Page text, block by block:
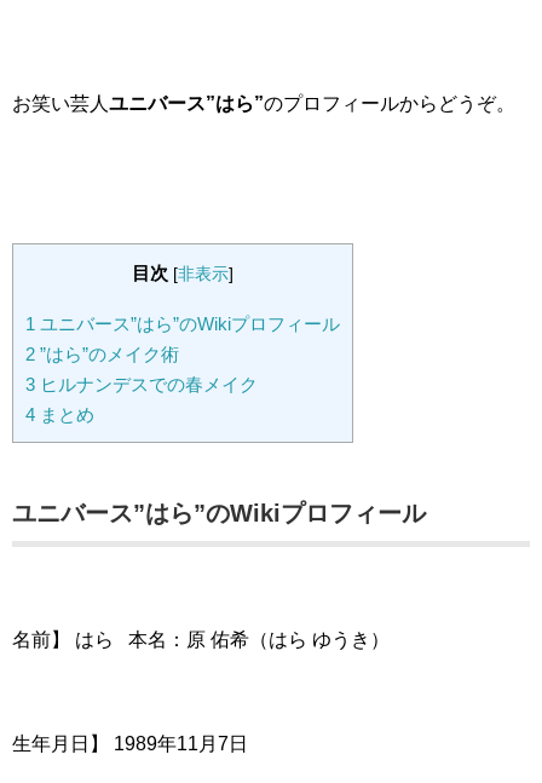
お笑い芸人 ユニバース”はら”のプロフィールからどうぞ。
目次 [非表示]
1 ユニバース”はら”のWikiプロフィール
2 ”はら”のメイク術
3 ヒルナンデスでの春メイク
4 まとめ
ユニバース”はら”のWikiプロフィール
名前】 はら 本名：原 佑希（はら ゆうき）
生年月日】 1989年11月7日